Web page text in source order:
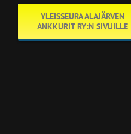
YLEISSEURA ALAJÄRVEN
ANKKURIT RY:N SIVUILLE